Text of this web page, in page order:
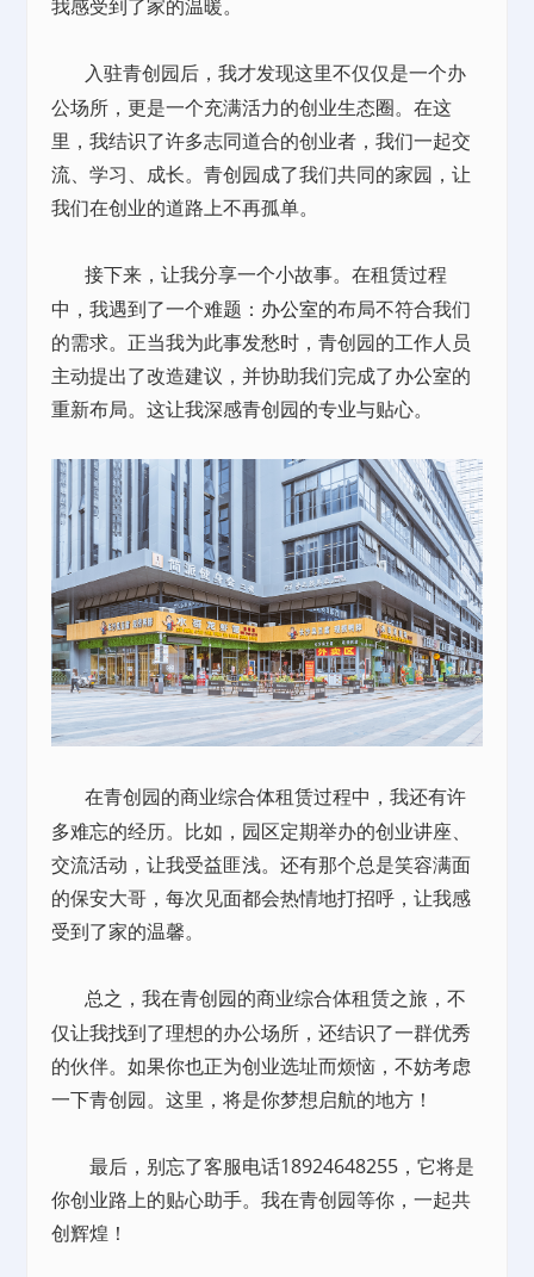
我感受到了家的温暖。
入驻青创园后，我才发现这里不仅仅是一个办
公场所，更是一个充满活力的创业生态圈。在这
里，我结识了许多志同道合的创业者，我们一起交
流、学习、成长。青创园成了我们共同的家园，让
我们在创业的道路上不再孤单。
接下来，让我分享一个小故事。在租赁过程
中，我遇到了一个难题： 办公室的布局不符合我们
的需求。正当我为此事发愁时，青创园的工作人员
主动提出了改造建议，并协助我们完成了办公室的
重新布局。这让我深感青创园的专业与贴心。
在青创园的商业综合体租赁过程中，我还有许
多难忘的经历。比如，园区定期举办的创业讲座、
交流活动，让我受益匪浅。还有那个总是笑容满面
的保安大哥，每次见面都会热情地打招呼，让我感
受到了家的温馨。
总之，我在青创园的商业综合体租赁之旅，不
仅让我找到了理想的办公场所，还结识了一群优秀
的伙伴。如果你也正为创业选址而烦恼，不妨考虑
一下青创园。这里，将是你梦想启航的地方！
最后，别忘了客服电话18924648255，它将是
你创业路上的贴心助手。我在青创园等你，一起共
创辉煌！